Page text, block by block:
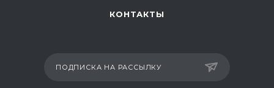
КОНТАКТЫ
ПОДПИСКА НА РАССЫЛКУ